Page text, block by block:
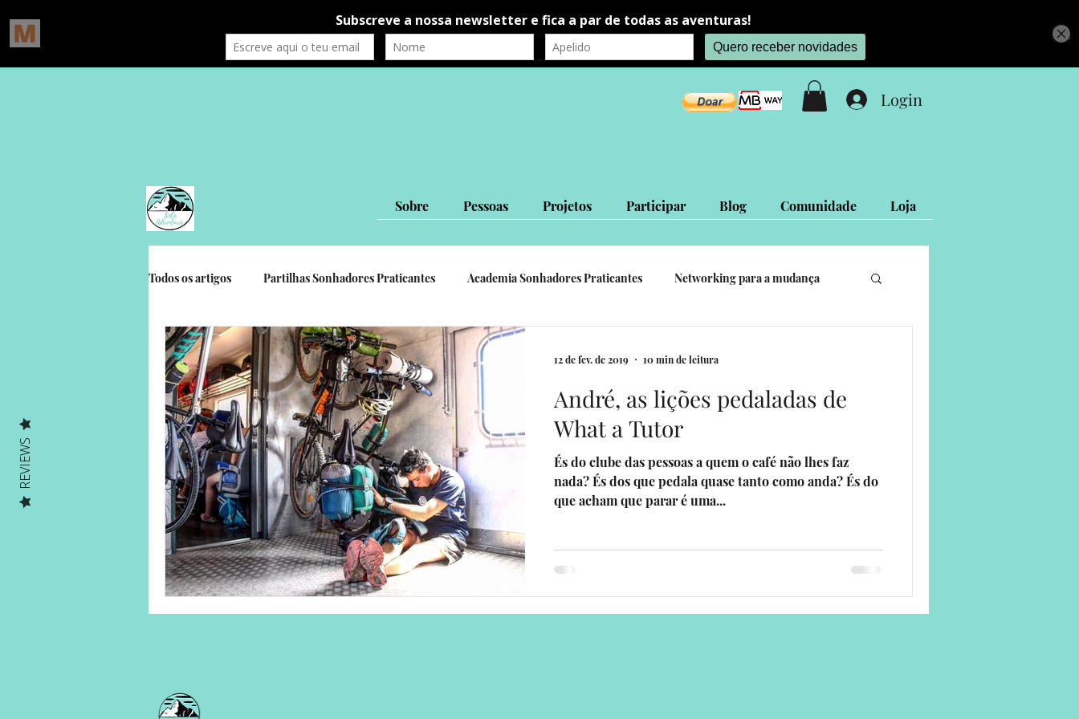
Login
Sobre Pessoas Projetos Participar Blog Comunidade Loja
Todos os artigos Partilhas Sonhadores Praticantes Academia Sonhadores Praticantes Networking para a mudança
Gratidão Social Crónicas autorrealização autoconhecimento
Human on a mission Solo Adventurers livros por uma causa Eventos Sua comunidade
Solo Adventures Explica Parcerias Programa Sonhadores Praticantes
André, as lições pedaladas de
What a Tutor
És do clube das pessoas a quem o café não lhes faz
nada? És dos que pedala quase tanto como anda? És do
que acham que parar é uma...
12 de fev. de 2019 10 min de leitura
REVIEWS